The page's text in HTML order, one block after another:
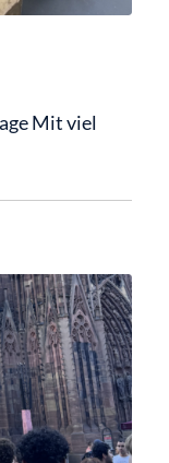
Mit viel